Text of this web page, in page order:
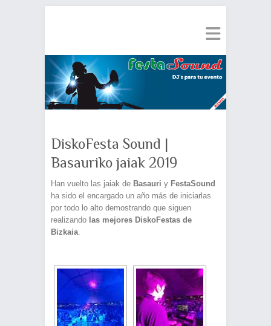
DiskoFesta Sound |
Basauriko jaiak 2019
Han vuelto las jaiak de Basauri y FestaSound
ha sido el encargado un año más de iniciarlas
por todo lo alto demostrando que siguen
realizando las mejores DiskoFestas de
Bizkaia